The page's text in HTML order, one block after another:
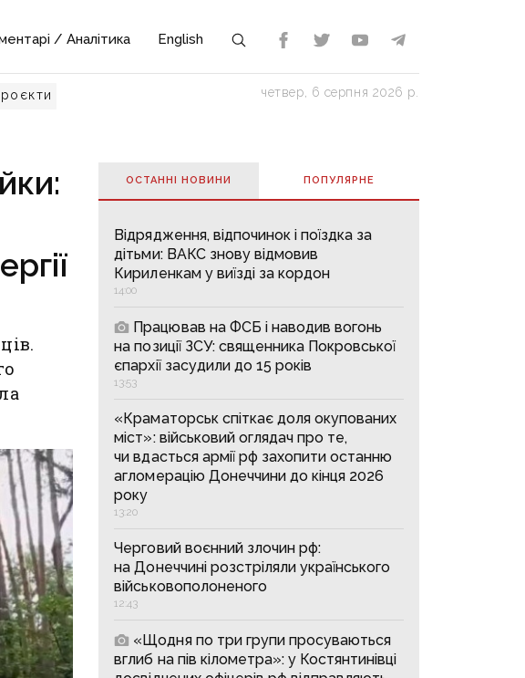
/ Аналітика English
четвер, 6 серпня 2026 р.
ОСТАННІ НОВИНИ ПОПУЛЯРНE
Відрядження, відпочинок і поїздка за
дітьми: ВАКС знову відмовив
Кириленкам у виїзді за кордон
14:00
Працював на ФСБ і наводив вогонь
на позиції ЗСУ: священника Покровської
єпархії засудили до 15 років
13:53
«Краматорськ спіткає доля окупованих
міст»: військовий оглядач про те,
чи вдасться армії рф захопити останню
агломерацію Донеччини до кінця 2026
року
13:20
Черговий воєнний злочин рф:
на Донеччині розстріляли українського
військовополоненого
12:43
«Щодня по три групи просуваються
вглиб на пів кілометра»: у Костянтинівці